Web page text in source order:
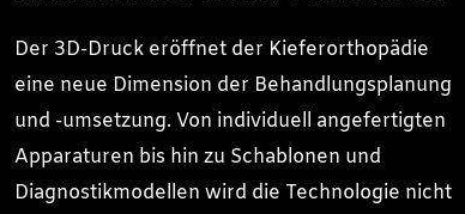
Der 3D-Druck eröffnet der Kieferorthopädie
eine neue Dimension der Behandlungsplanung
und -umsetzung. Von individuell angefertigten
Apparaturen bis hin zu Schablonen und
Diagnostikmodellen wird die Technologie nicht